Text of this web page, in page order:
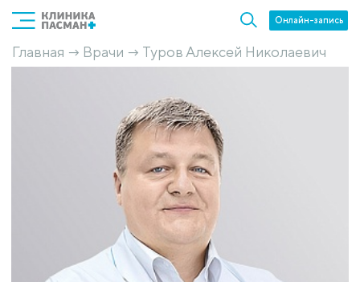
Онлайн-запись
Главная → Врачи → Туров Алексей Николаевич